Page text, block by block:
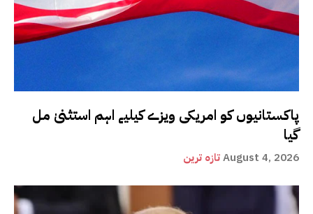
پاکستانیوں کو امریکی ویزے کیلیے اہم استثنیٰ مل
گیا
تازہ ترینAugust 4, 2026